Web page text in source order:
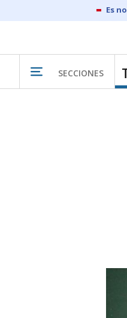
SECCIONES